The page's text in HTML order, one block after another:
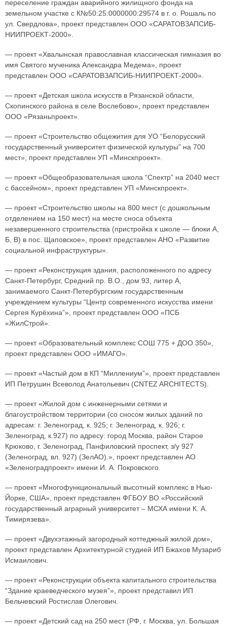
переселение граждан аварийного жилищного фонда на
земельном участке с К№50:25:0000000:29574 в г. о. Рошаль по
ул. Свердлова», проект представлен ООО «САРАТОВЗАПСИБ-
НИИПРОЕКТ-2000».
— проект «Хвалынская православная классическая гимназия во
имя Святого мученика Александра Медема», проект
представлен ООО «САРАТОВЗАПСИБ-НИИПРОЕКТ-2000».
— проект «Детская школа искусств в Рязанской области,
Скопинского района в селе Вослебово», проект представлен
ООО «Рязаньпроект».
— проект «Строительство общежития для УО “Белорусский
государственный университет физической культуры” на 700
мест», проект представлен УП «Минскпроект».
— проект «Общеобразовательная школа “Спектр” на 2040 мест
с бассейном», проект представлен УП «Минскпроект».
— проект «Строительство школы на 800 мест (с дошкольным
отделением на 150 мест) на месте сноса объекта
незавершенного строительства (пристройка к школе — блоки А,
Б, В) в пос. Щаповское», проект представлен АНО «Развитие
социальной инфраструктуры».
— проект «Реконструкция здания, расположенного по адресу
Санкт-Петербург, Средний пр. В.О., дом 93, литер А,
занимаемого Санкт-Петербургским государственным
учреждением культуры “Центр современного искусства имени
Сергея Курёхина”», проект представлен ООО «ПСБ
«ЖилСтрой».
— проект «Образовательный комплекс СОШ 775 + ДОО 350»,
проект представлен ООО «ИМАГО».
— проект «Частый дом в КП “Миллениум”», проект представлен
ИП Петрушин Всеволод Анатольевич (CNTEZ ARCHITECTS).
— проект «Жилой дом с инженерными сетями и
благоустройством территории (со сносом жилых зданий по
адресам: г. Зеленоград, к. 925; г. Зеленоград, к. 926; г.
Зеленоград, к.927) по адресу: город Москва, район Старое
Крюково, г. Зеленоград, Панфиловский проспект, з/у 927
(Зеленоград, вл. 927) (ЗелАО).», проект представлен АО
«Зеленоградпроект» имени И. А. Покровского.
— проект «Многофункциональный высотный комплекс в Нью-
Йорке, США», проект представлен ФГБОУ ВО «Российский
государственный аграрный университет – МСХА имени К. А.
Тимирязева».
— проект «Двухэтажный загородный коттеджный жилой дом»,
проект представлен Архитектурной студией ИП Бжахов Музариб
Исмаилович.
— проект «Реконструкции объекта капитального строительства
“Здание краеведческого музея”», проект представил ИП
Бельчевский Ростислав Олегович.
— проект «Детский сад на 250 мест (РФ, г. Москва, ул. Большая